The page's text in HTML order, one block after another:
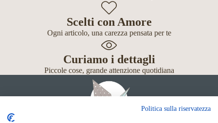
Scelti con Amore
Ogni articolo, una carezza pensata per te
Curiamo i dettagli
Piccole cose, grande attenzione quotidiana
Politica sulla riservatezza